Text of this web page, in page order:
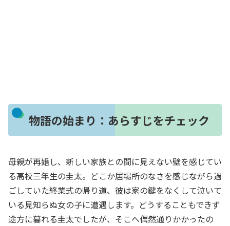
物語の始まり：あらすじをチェック
母親が再婚し、新しい家族との間に見えない壁を感じてい
る高校三年生の圭太。どこか居場所のなさを感じながら過
ごしていた終業式の帰り道、彼は家の鍵をなくして泣いて
いる見知らぬ女の子に遭遇します。どうすることもできず
途方に暮れる圭太でしたが、そこへ偶然通りかかったの